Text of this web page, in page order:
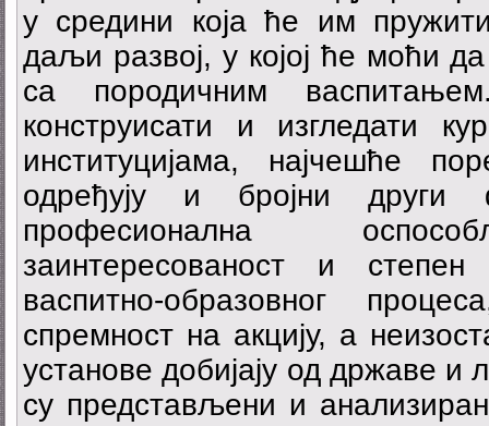
у средини која ће им
даљи развој, у којој ће моћи
са породичним
конструисати и изгледати
институцијама, најчешће
одређују и бројни
професионална
заинтересованост и
васпитно-образовног
спремност на акцију, а
установе добијају од државе и
су представљени и